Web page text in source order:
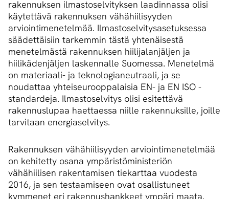
rakennuksen ilmastoselvityksen laadinnassa olisi
käytettävä rakennuksen vähähiilisyyden
arviointimenetelmää. Ilmastoselvitysasetuksessa
säädettäisiin tarkemmin tästä yhtenäisestä
menetelmästä rakennuksen hiilijalanjäljen ja
hiilikädenjäljen laskennalle Suomessa. Menetelmä
on materiaali- ja teknologianeutraali, ja se
noudattaa yhteiseurooppalaisia EN- ja EN ISO -
standardeja. Ilmastoselvitys olisi esitettävä
rakennuslupaa haettaessa niille rakennuksille, joille
tarvitaan energiaselvitys.
Rakennuksen vähähiilisyyden arviointimenetelmää
on kehitetty osana ympäristöministeriön
vähähiilisen rakentamisen tiekarttaa vuodesta
2016, ja sen testaamiseen ovat osallistuneet
kymmenet eri rakennushankkeet ympäri maata.